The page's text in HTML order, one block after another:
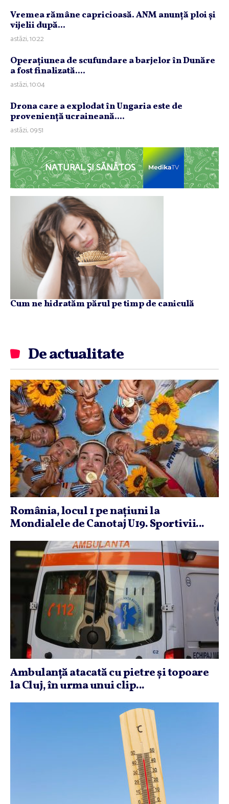
Vremea rămâne capricioasă. ANM anunţă ploi şi
vijelii după...
astăzi, 10:22
Operaţiunea de scufundare a barjelor în Dunăre
a fost finalizată....
astăzi, 10:04
Drona care a explodat în Ungaria este de
provenienţă ucraineană....
astăzi, 09:51
NATURAL ȘI SĂNĂTOS
Cum ne hidratăm părul pe timp de caniculă
De actualitate
România, locul 1 pe naţiuni la
Mondialele de Canotaj U19. Sportivii...
Ambulanţă atacată cu pietre şi topoare
la Cluj, în urma unui clip...